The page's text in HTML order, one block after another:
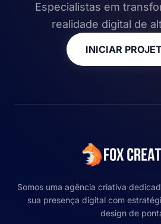
Especialistas em
realidade digital de
INICIAR
Somos uma agência criativa
sua presença digital com
design de